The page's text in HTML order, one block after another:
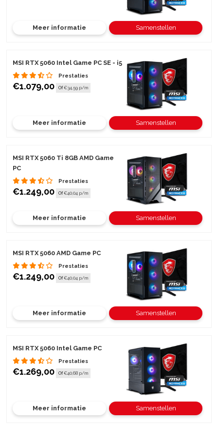
Meer informatie Samenstellen
MSI RTX 5060 Intel Game PC SE - i5
Prestaties
€1.079,00 Of€34,59 p/m
Meer informatie Samenstellen
MSI RTX 5060 Ti 8GB AMD Game
PC
Prestaties
€1.249,00 Of€40,04 p/m
Meer informatie Samenstellen
MSI RTX 5060 AMD Game PC
Prestaties
€1.249,00 Of€40,04 p/m
Meer informatie Samenstellen
MSI RTX 5060 Intel Game PC
Prestaties
€1.269,00 Of€40,68 p/m
Meer informatie Samenstellen